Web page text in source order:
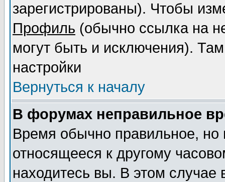
зарегистрированы). Чтобы
Профиль (обычно ссылка на
могут быть и исключения).
настройки
Вернуться к началу
В форумах неправильное
Время обычно правильное,
относящееся к другому
находитесь вы. В этом